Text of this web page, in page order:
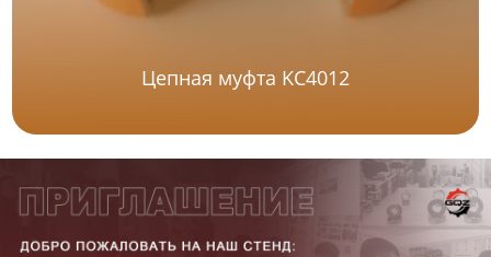
Цепная муфта KC4012